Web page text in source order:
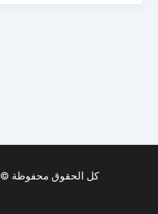
كل الحقوق محفوظة © 2026 السريع الدولي